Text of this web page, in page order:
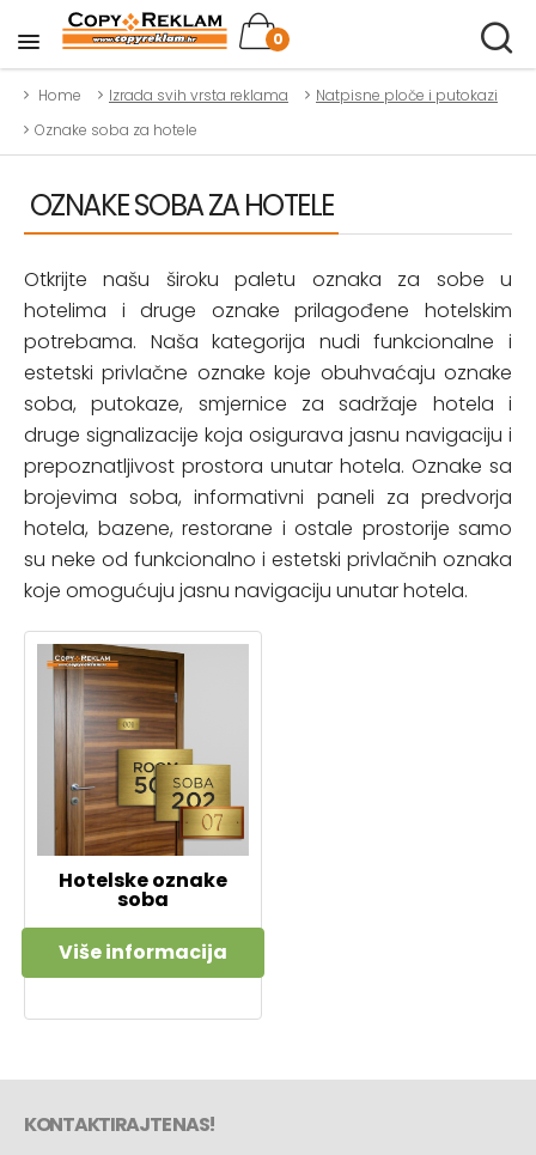
0
Home Izrada svih vrsta reklama
Natpisne ploče i putokazi
Oznake soba za hotele
OZNAKE SOBA ZA HOTELE
Otkrijte našu široku paletu oznaka za sobe u
hotelima i druge oznake prilagođene hotelskim
potrebama. Naša kategorija nudi funkcionalne i
estetski privlačne oznake koje obuhvaćaju oznake
soba, putokaze, smjernice za sadržaje hotela i
druge signalizacije koja osigurava jasnu navigaciju i
prepoznatljivost prostora unutar hotela. Oznake sa
brojevima soba, informativni paneli za predvorja
hotela, bazene, restorane i ostale prostorije samo
su neke od funkcionalno i estetski privlačnih oznaka
koje omogućuju jasnu navigaciju unutar hotela.
Hotelske oznake
soba
Više informacija
KONTAKTIRAJTE NAS!